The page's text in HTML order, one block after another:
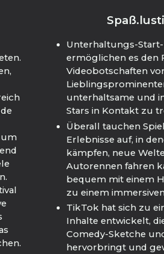
um
Unterhaltungs-
ermöglichen es den
Videobotschaften
unterhaltsame und
Stars in Kontakt zu
Überall tauchen
Erlebnisse auf, in
kämpfen, neue
Autorennen fahren
bequem mit einem
zu einem
TikTok hat sich zu
Inhalte entwickelt,
Comedy-Sketche
hervorbringt und